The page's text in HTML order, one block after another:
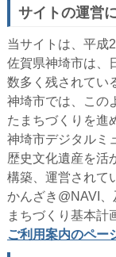
サイトの運営
当サイトは、平成
佐賀県神埼市は、
数多く残されてい
神埼市では、この
たまちづくりを進
神埼市デジタルミ
歴史文化遺産を活
構築、運営されて
かんざき@NAVI
まちづくり基本計
ご利用案内のペー